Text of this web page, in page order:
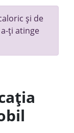
și de
ți atinge